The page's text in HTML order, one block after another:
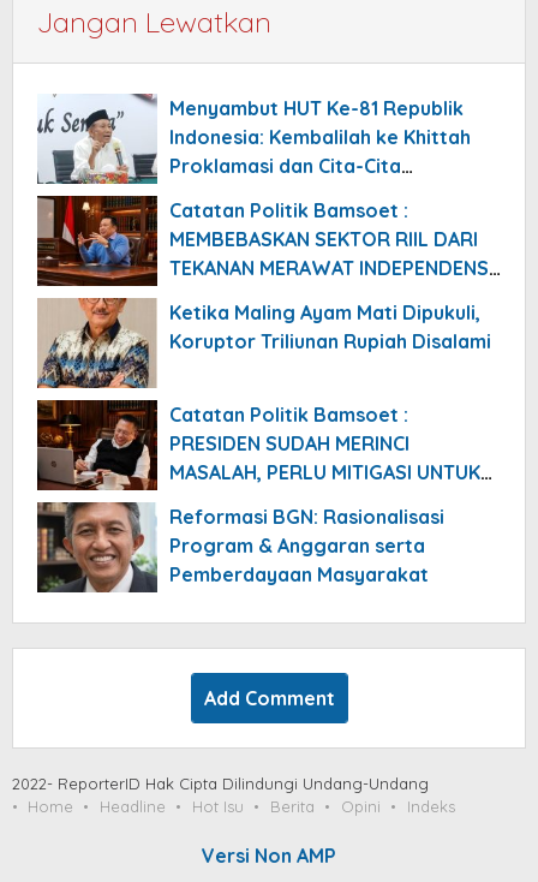
Jangan Lewatkan
Menyambut HUT Ke-81 Republik
Indonesia: Kembalilah ke Khittah
Proklamasi dan Cita-Cita
Catatan Politik Bamsoet :
MEMBEBASKAN SEKTOR RIIL DARI
TEKANAN MERAWAT INDEPENDENSI
Ketika Maling Ayam Mati Dipukuli,
Koruptor Triliunan Rupiah Disalami
Catatan Politik Bamsoet :
PRESIDEN SUDAH MERINCI
MASALAH, PERLU MITIGASI UNTUK
Reformasi BGN: Rasionalisasi
Program & Anggaran serta
Pemberdayaan Masyarakat
Add Comment
2022- ReporterID Hak Cipta Dilindungi Undang-Undang
Home
Headline Hot Isu Berita Opini Indeks
Versi Non AMP